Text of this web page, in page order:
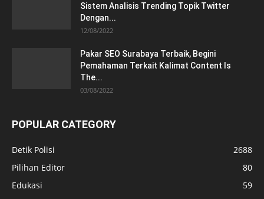
Sistem Analisis Trending Topik Twitter
Dengan...
12/08/2022
Pakar SEO Surabaya Terbaik, Begini
Pemahaman Terkait Kalimat Content Is
The...
03/08/2022
POPULAR CATEGORY
Detik Polisi
2688
Pilihan Editor
80
Edukasi
59